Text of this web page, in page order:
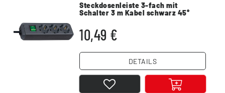
Steckdosenleiste 3-fach mit
Schalter 3 m Kabel schwarz 45°
10,49 €
DETAILS